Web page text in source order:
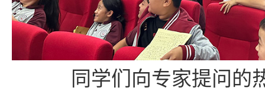
同学们向专家提问的